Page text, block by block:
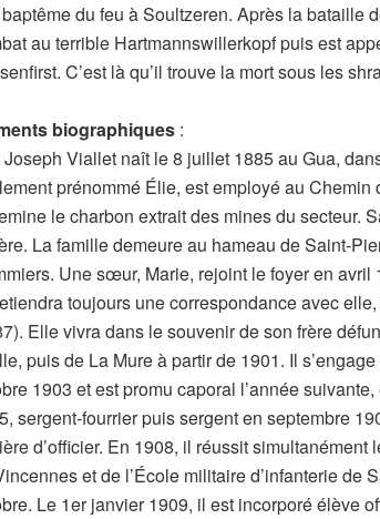
du feu à Soultzeren. Après la bataille
au terrible Hartmannswillerkopf puis est
C’est là qu’il trouve la mort sous les
biographiques :
Viallet naît le 8 juillet 1885 au Gua,
prénommé Élie, est employé au
le charbon extrait des mines du secteur.
La famille demeure au hameau de Saint-
Une sœur, Marie, rejoint le foyer en
toujours une correspondance avec
Elle vivra dans le souvenir de son frère
puis de La Mure à partir de 1901. Il
1903 et est promu caporal l’année
sergent-fourrier puis sergent en septembre
d’officier. En 1908, il réussit simultanément
et de l’École militaire d’infanterie de
Le 1er janvier 1909, il est incorporé élève